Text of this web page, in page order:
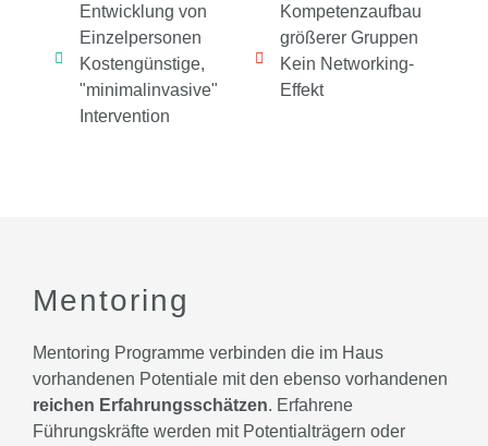
Entwicklung von
Einzelpersonen
Kostengünstige,
"minimalinvasive"
Intervention
Kompetenzaufbau
größerer Gruppen
Kein Networking-
Effekt
Mentoring
Mentoring Programme verbinden die im Haus
vorhandenen Potentiale mit den ebenso vorhandenen
reichen Erfahrungsschätzen. Erfahrene
Führungskräfte werden mit Potentialträgern oder